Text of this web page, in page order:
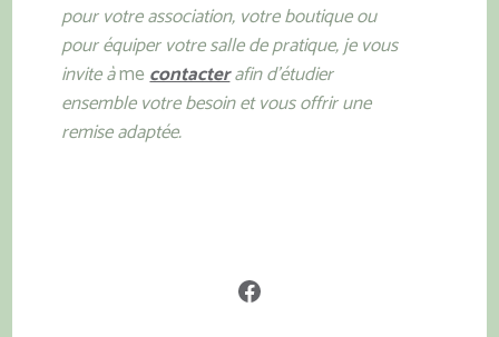
pour votre association, votre boutique ou
pour équiper votre salle de pratique, je vous
invite àmecontacterafin d’étudier
ensemble votre besoin et vous offrir une
remise adaptée.
Facebook